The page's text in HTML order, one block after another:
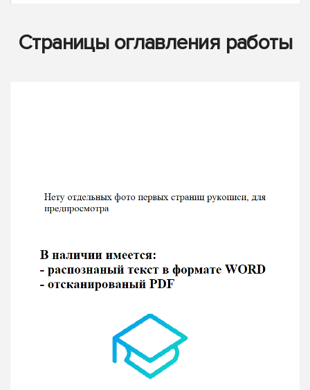
Страницы оглавления работы